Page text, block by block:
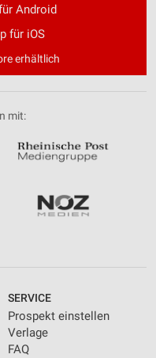
Android
für iOS
erhältlich
mit:
SERVICE
Prospekt einstellen
Verlage
FAQ